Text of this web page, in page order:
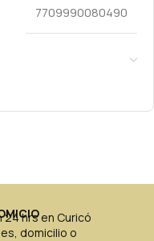
7709990080490
hrs en Curicó
domicilio o